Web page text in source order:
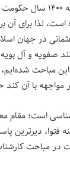
رئیس دانشگاه ادیان با
لذا برای آن
حکومت عثمانی در
مباحث
با آن کند
است؛ مقام
فتوا، دیرترین
در مباحث